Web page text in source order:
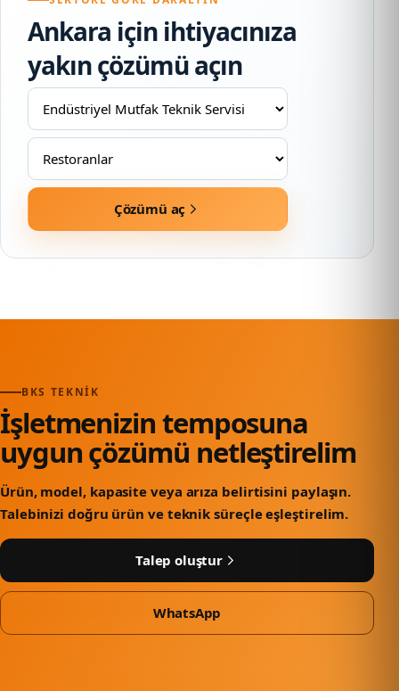
Ankara için ihtiyacınıza
yakın çözümü açın
Çözümü aç
BKS TEKNIK
İşletmenizin temposuna
uygun çözümü netleştirelim
Ürün, model, kapasite veya arıza belirtisini paylaşın.
Talebinizi doğru ürün ve teknik süreçle eşleştirelim.
Talep oluştur
WhatsApp